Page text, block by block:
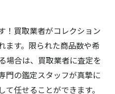
！買取業者がコレクション
ます。限られた商品数や希
場合は、買取業者に査定を
門の鑑定スタッフが真摯に
任せることができます。